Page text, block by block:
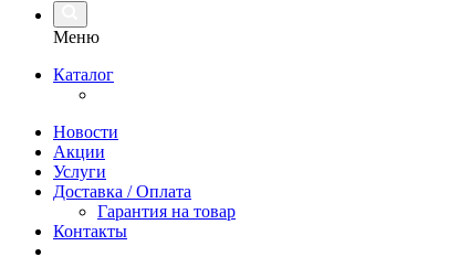
Меню
Каталог
Новости
Акции
Услуги
Доставка / Оплата
Гарантия на товар
Контакты